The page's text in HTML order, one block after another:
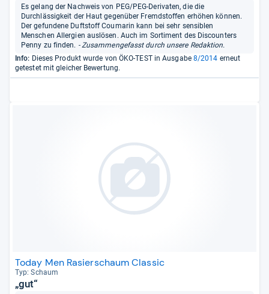
Es gelang der Nachweis von PEG/PEG-Derivaten, die die
Durchlässigkeit der Haut gegenüber Fremdstoffen erhöhen können.
Der gefundene Duftstoff Coumarin kann bei sehr sensiblen
Menschen Allergien auslösen. Auch im Sortiment des Discounters
Penny zu finden. - Zusammengefasst durch unsere Redaktion.
Info: Dieses Produkt wurde von ÖKO-TEST in Ausgabe 8/2014 erneut
getestet mit gleicher Bewertung.
Today Men Rasierschaum Classic
Typ: Schaum
„gut“